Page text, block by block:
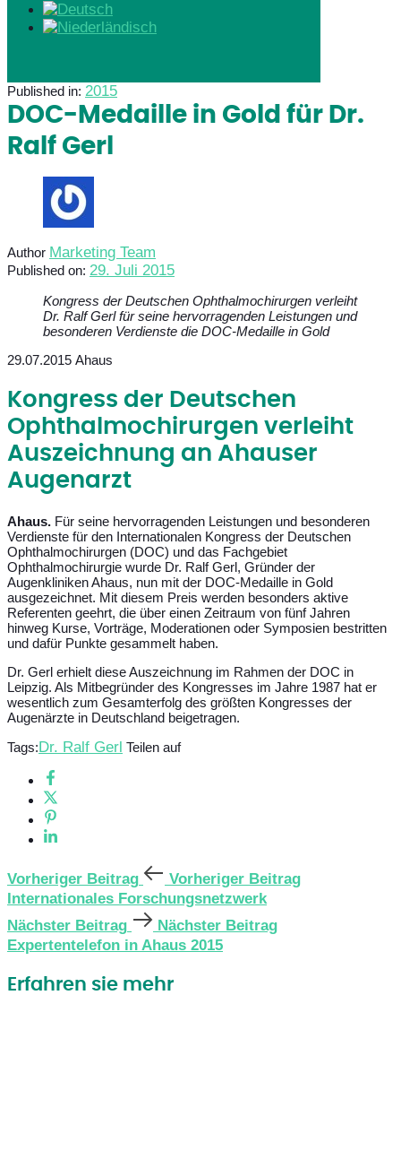
Published in: 2015
DOC-Medaille in Gold für Dr.
Ralf Gerl
Author Marketing Team
Published on: 29. Juli 2015
Kongress der Deutschen Ophthalmochirurgen verleiht
Dr. Ralf Gerl für seine hervorragenden Leistungen und
besonderen Verdienste die DOC-Medaille in Gold
29.07.2015 Ahaus
Kongress der Deutschen
Ophthalmochirurgen verleiht
Auszeichnung an Ahauser
Augenarzt
Ahaus. Für seine hervorragenden Leistungen und besonderen
Verdienste für den Internationalen Kongress der Deutschen
Ophthalmochirurgen (DOC) und das Fachgebiet
Ophthalmochirurgie wurde Dr. Ralf Gerl, Gründer der
Augenkliniken Ahaus, nun mit der DOC-Medaille in Gold
ausgezeichnet. Mit diesem Preis werden besonders aktive
Referenten geehrt, die über einen Zeitraum von fünf Jahren
hinweg Kurse, Vorträge, Moderationen oder Symposien bestritten
und dafür Punkte gesammelt haben.
Dr. Gerl erhielt diese Auszeichnung im Rahmen der DOC in
Leipzig. Als Mitbegründer des Kongresses im Jahre 1987 hat er
wesentlich zum Gesamterfolg des größten Kongresses der
Augenärzte in Deutschland beigetragen.
Tags:Dr. Ralf Gerl Teilen auf
Vorheriger Beitrag
Vorheriger Beitrag
Internationales Forschungsnetzwerk
Nächster Beitrag
Nächster Beitrag
Expertentelefon in Ahaus 2015
Erfahren sie mehr